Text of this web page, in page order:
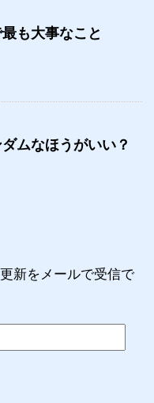
も大事なこと
ムなほうがいい？
新をメールで受信で